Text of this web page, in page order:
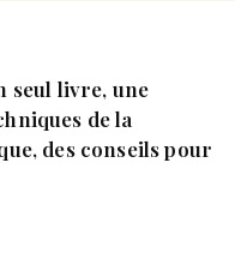
seul livre, une
de la
des conseils pour